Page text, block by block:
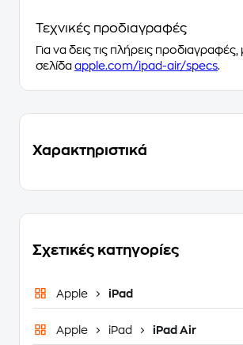
Τεχνικές προδιαγραφές
Για να δεις τις πλήρεις
σελίδα apple.com/ipad-air/specs.
Χαρακτηριστικά
Σχετικές κατηγορίες
Apple iPad
Apple iPad iPad Air